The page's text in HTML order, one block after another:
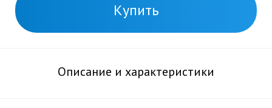
Купить
Описание и характеристики